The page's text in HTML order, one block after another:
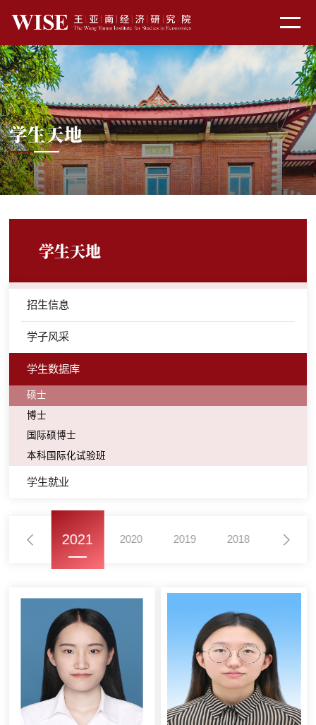
学生天地
学生天地
招生信息
学子风采
学生数据库
硕士
博士
国际硕博士
本科国际化试验班
学生就业
2022 2021 2020 2019 2018 2017